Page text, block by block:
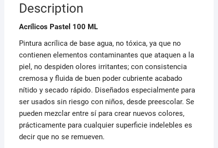
Description
Acrílicos Pastel 100 ML
Pintura acrílica de base agua, no tóxica, ya que no
contienen elementos contaminantes que ataquen a la
piel, no despiden olores irritantes; con consistencia
cremosa y fluida de buen poder cubriente acabado
nítido y secado rápido. Diseñados especialmente para
ser usados sin riesgo con niños, desde preescolar. Se
pueden mezclar entre sí para crear nuevos colores,
prácticamente para cualquier superficie indelebles es
decir que no se remueven.